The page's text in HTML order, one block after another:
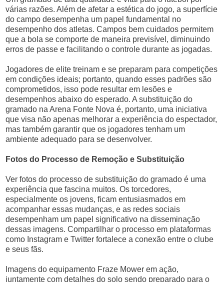
várias razões. Além de afetar a estética do jogo, a superfície
do campo desempenha um papel fundamental no
desempenho dos atletas. Campos bem cuidados permitem
que a bola se comporte de maneira previsível, diminuindo
erros de passe e facilitando o controle durante as jogadas.
Jogadores de elite treinam e se preparam para competições
em condições ideais; portanto, quando esses padrões são
comprometidos, isso pode resultar em lesões e
desempenhos abaixo do esperado. A substituição do
gramado na Arena Fonte Nova é, portanto, uma iniciativa
que visa não apenas melhorar a experiência do espectador,
mas também garantir que os jogadores tenham um
ambiente adequado para se desenvolver.
Fotos do Processo de Remoção e Substituição
Ver fotos do processo de substituição do gramado é uma
experiência que fascina muitos. Os torcedores,
especialmente os jovens, ficam entusiasmados em
acompanhar essas mudanças, e as redes sociais
desempenham um papel significativo na disseminação
dessas imagens. Compartilhar o processo em plataformas
como Instagram e Twitter fortalece a conexão entre o clube
e seus fãs.
Imagens do equipamento Fraze Mower em ação,
juntamente com detalhes do solo sendo preparado para o